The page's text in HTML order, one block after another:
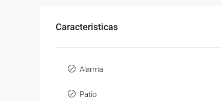
Caracteristicas
Alarma
Patio